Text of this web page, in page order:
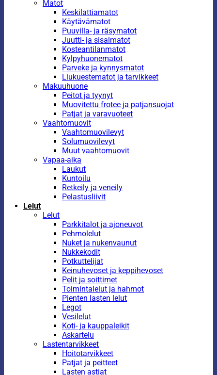
Matot
Keskilattiamatot
Käytävämatot
Puuvilla- ja räsymatot
Juutti- ja sisalmatot
Kosteantilanmatot
Kylpyhuonematot
Parveke ja kynnysmatot
Liukuestematot ja tarvikkeet
Makuuhuone
Peitot ja tyynyt
Muovitettu frotee ja patjansuojat
Patjat ja varavuoteet
Vaahtomuovit
Vaahtomuovilevyt
Solumuovilevyt
Muut vaahtomuovit
Vapaa-aika
Laukut
Kuntoilu
Retkeily ja veneily
Pelastusliivit
Lelut
Lelut
Parkkitalot ja ajoneuvot
Pehmolelut
Nuket ja nukenvaunut
Nukkekodit
Potkuttelijat
Keinuhevoset ja keppihevoset
Pelit ja soittimet
Toimintalelut ja hahmot
Pienten lasten lelut
Legot
Vesilelut
Koti- ja kauppaleikit
Askartelu
Lastentarvikkeet
Hoitotarvikkeet
Patjat ja peitteet
Lasten astiat